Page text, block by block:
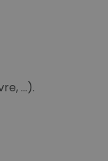
...).